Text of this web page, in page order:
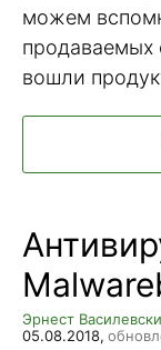
можем
продаваемых
вошли
Эрнест
05.08.2018,